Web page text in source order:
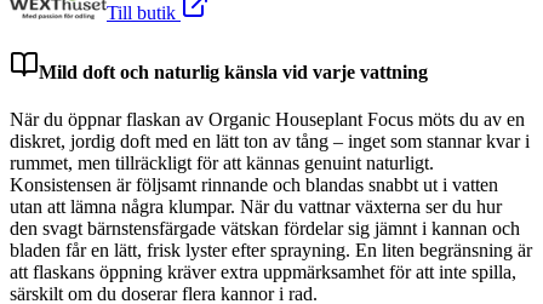
Till butik
Mild doft och naturlig känsla vid varje vattning
När du öppnar flaskan av Organic Houseplant Focus möts du av en
diskret, jordig doft med en lätt ton av tång – inget som stannar kvar i
rummet, men tillräckligt för att kännas genuint naturligt.
Konsistensen är följsamt rinnande och blandas snabbt ut i vatten
utan att lämna några klumpar. När du vattnar växterna ser du hur
den svagt bärnstensfärgade vätskan fördelar sig jämnt i kannan och
bladen får en lätt, frisk lyster efter sprayning. En liten begränsning är
att flaskans öppning kräver extra uppmärksamhet för att inte spilla,
särskilt om du doserar flera kannor i rad.